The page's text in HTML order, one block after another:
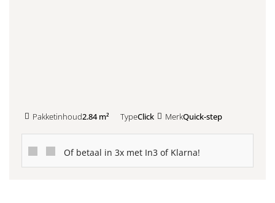
Pakketinhoud2.84 m² TypeClick MerkQuick-step
Of betaal in 3x met In3 of Klarna!